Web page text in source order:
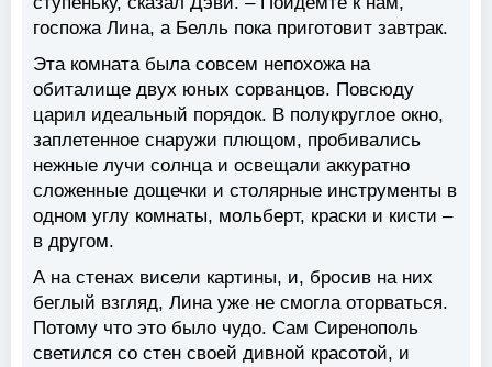
госпожа Лина, а Белль пока приготовит завтрак.
Эта комната была совсем непохожа на
обиталище двух юных сорванцов. Повсюду
царил идеальный порядок. В полукруглое окно,
заплетенное снаружи плющом, пробивались
нежные лучи солнца и освещали аккуратно
сложенные дощечки и столярные инструменты в
одном углу комнаты, мольберт, краски и кисти –
в другом.
А на стенах висели картины, и, бросив на них
беглый взгляд, Лина уже не смогла оторваться.
Потому что это было чудо. Сам Сиренополь
светился со стен своей дивной красотой, и